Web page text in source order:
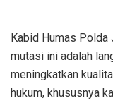
Kabid Humas
mutasi ini adalah
meningkatkan
hukum, khususnya